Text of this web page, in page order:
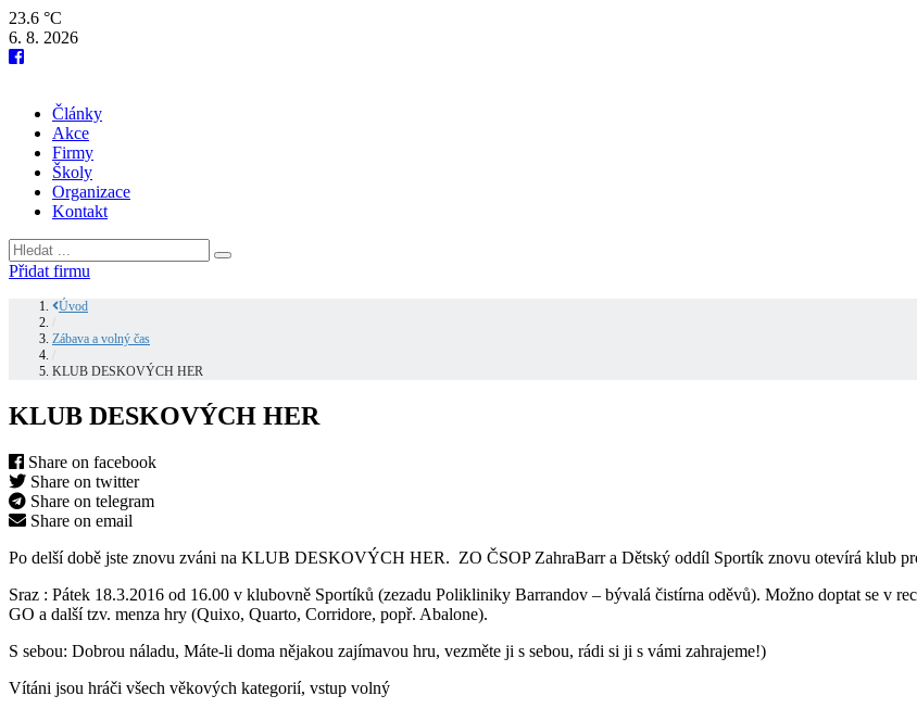
23.6 °C
6. 8. 2026
Články
Akce
Firmy
Školy
Organizace
Kontakt
Přidat firmu
Úvod
Zábava a volný čas
KLUB DESKOVÝCH HER
KLUB DESKOVÝCH HER
Share on facebook
Share on twitter
Share on telegram
Share on email
Po delší době jste znovu zváni na KLUB DESKOVÝCH HER. ZO ČSOP ZahraBarr a Dětský oddíl Sportík znovu otevírá klub
Sraz : Pátek 18.3.2016 od 16.00 v klubovně Sportíků (zezadu Polikliniky Barrandov – bývalá čistírna oděvů). Možno doptat se v
GO a další tzv. menza hry (Quixo, Quarto, Corridore, popř. Abalone).
S sebou: Dobrou náladu, Máte-li doma nějakou zajímavou hru, vezměte ji s sebou, rádi si ji s vámi zahrajeme!)
Vítáni jsou hráči všech věkových kategorií, vstup volný